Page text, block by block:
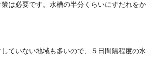
は必要です。水槽の半分くらいにすだれをか
ていない地域も多いので、５日間隔程度の水